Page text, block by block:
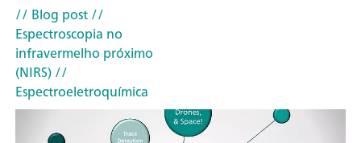
// Blog post//
Espectroscopia no
infravermelho próximo
(NIRS)//
Espectroeletroquímica